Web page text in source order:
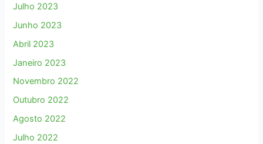
Julho 2023
Junho 2023
Abril 2023
Janeiro 2023
Novembro 2022
Outubro 2022
Agosto 2022
Julho 2022